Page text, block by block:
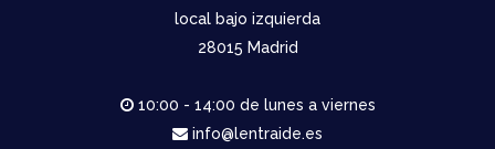
local bajo izquierda
28015 Madrid
10:00 - 14:00 de lunes a viernes
info@lentraide.es